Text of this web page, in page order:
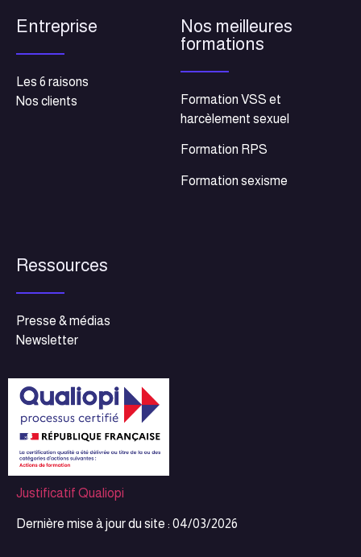
Entreprise
Les 6 raisons
Nos clients
Nos meilleures
formations
Formation VSS et
harcèlement sexuel
Formation RPS
Formation sexisme
Ressources
Presse & médias
Newsletter
Justificatif Qualiopi
Dernière mise à jour du site : 04/03/2026